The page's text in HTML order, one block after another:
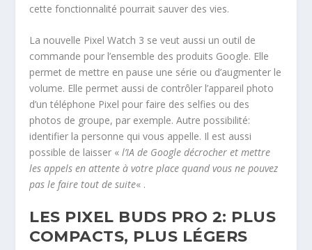
cette fonctionnalité pourrait sauver des vies.
La nouvelle Pixel Watch 3 se veut aussi un outil de
commande pour l’ensemble des produits Google. Elle
permet de mettre en pause une série ou d’augmenter le
volume. Elle permet aussi de contrôler l’appareil photo
d’un téléphone Pixel pour faire des selfies ou des
photos de groupe, par exemple. Autre possibilité:
identifier la personne qui vous appelle. Il est aussi
possible de laisser «l’IA de Google décrocher et mettre
les appels en attente à votre place quand vous ne pouvez
pas le faire tout de suite« .
LES PIXEL BUDS PRO 2: PLUS
COMPACTS, PLUS LÉGERS